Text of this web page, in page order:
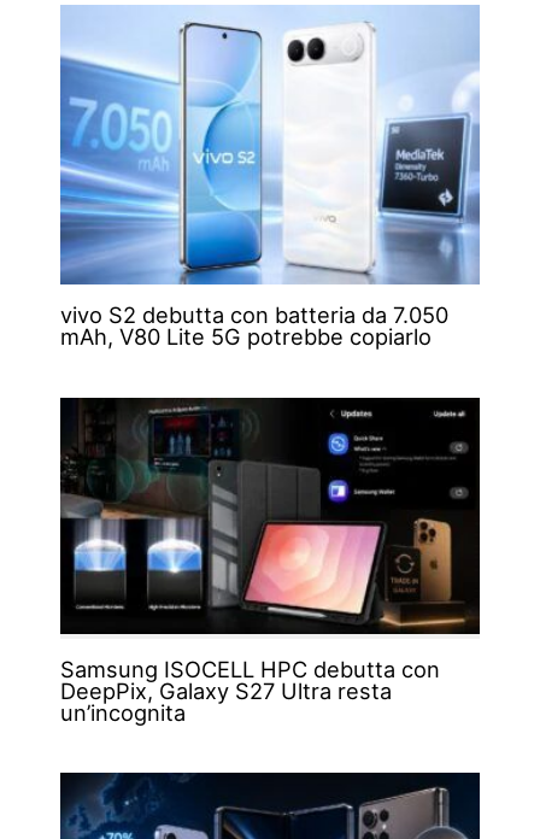
vivo S2 debutta con batteria da 7.050
mAh, V80 Lite 5G potrebbe copiarlo
Samsung ISOCELL HPC debutta con
DeepPix, Galaxy S27 Ultra resta
un’incognita